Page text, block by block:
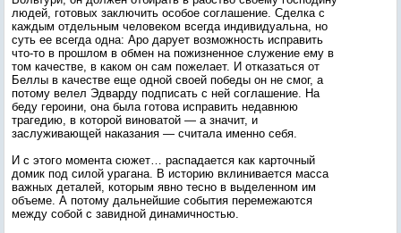
людей, готовых заключить особое соглашение. Сделка с
каждым отдельным человеком всегда индивидуальна, но
суть ее всегда одна: Аро дарует возможность исправить
что-то в прошлом в обмен на пожизненное служение ему в
том качестве, в каком он сам пожелает. И отказаться от
Беллы в качестве еще одной своей победы он не смог, а
потому велел Эдварду подписать с ней соглашение. На
беду героини, она была готова исправить недавнюю
трагедию, в которой виноватой — а значит, и
заслуживающей наказания — считала именно себя.
И с этого момента сюжет… распадается как карточный
домик под силой урагана. В историю вклинивается масса
важных деталей, которым явно тесно в выделенном им
объеме. А потому дальнейшие события перемежаются
между собой с завидной динамичностью.